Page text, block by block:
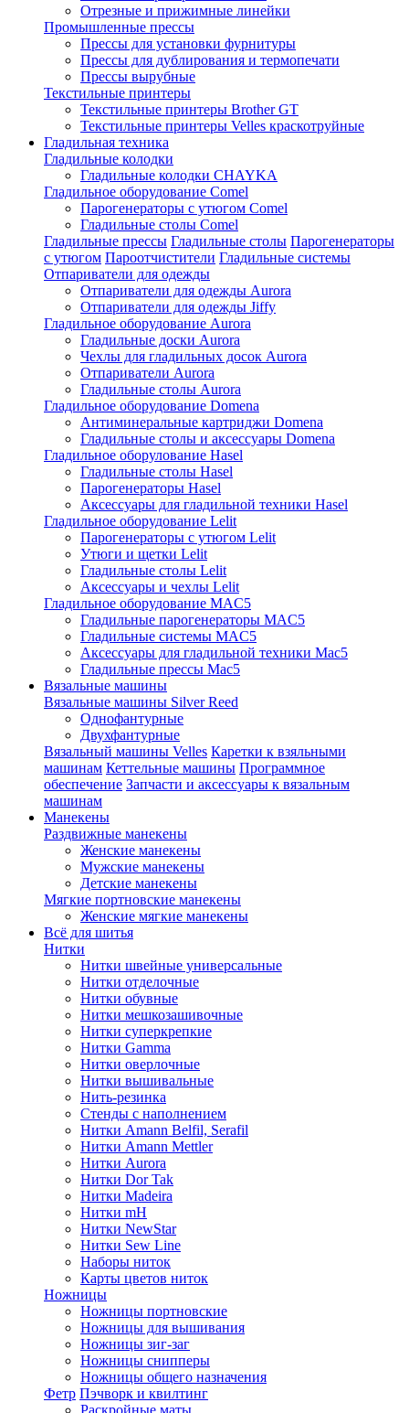
Отрезные и прижимные линейки
Промышленные прессы
Прессы для установки фурнитуры
Прессы для дублирования и термопечати
Прессы вырубные
Текстильные принтеры
Текстильные принтеры Brother GT
Текстильные принтеры Velles краскотруйные
Гладильная техника
Гладильные колодки
Гладильные колодки CHAYKA
Гладильное оборудование Comel
Парогенераторы с утюгом Comel
Гладильные столы Comel
Гладильные прессы Гладильные столы Парогенераторы
с утюгом Пароотчистители Гладильные системы
Отпариватели для одежды
Отпариватели для одежды Aurora
Отпариватели для одежды Jiffy
Гладильное оборудование Aurora
Гладильные доски Aurora
Чехлы для гладильных досок Aurora
Отпариватели Aurora
Гладильные столы Aurora
Гладильное оборудование Domena
Антиминеральные картриджи Domena
Гладильные столы и аксессуары Domena
Гладильное оборулование Hasel
Гладильные столы Hasel
Парогенераторы Hasel
Аксессуары для гладильной техники Hasel
Гладильное оборудование Lelit
Парогенераторы с утюгом Lelit
Утюги и щетки Lelit
Гладильные столы Lelit
Аксессуары и чехлы Lelit
Гладильное оборудование MAC5
Гладильные парогенераторы MAC5
Гладильные системы MAC5
Аксессуары для гладильной техники Mac5
Гладильные прессы Mac5
Вязальные машины
Вязальные машины Silver Reed
Однофантурные
Двухфантурные
Вязальный машины Velles Каретки к взяльными
машинам Кеттельные машины Программное
обеспечение Запчасти и аксессуары к вязальным
машинам
Манекены
Раздвижные манекены
Женские манекены
Мужские манекены
Детские манекены
Мягкие портновские манекены
Женские мягкие манекены
Всё для шитья
Нитки
Нитки швейные универсальные
Нитки отделочные
Нитки обувные
Нитки мешкозашивочные
Нитки суперкрепкие
Нитки Gamma
Нитки оверлочные
Нитки вышивальные
Нить-резинка
Стенды с наполнением
Нитки Amann Belfil, Serafil
Нитки Amann Mettler
Нитки Aurora
Нитки Dor Tak
Нитки Madeira
Нитки mH
Нитки NewStar
Нитки Sew Line
Наборы ниток
Карты цветов ниток
Ножницы
Ножницы портновские
Ножницы для вышивания
Ножницы зиг-заг
Ножницы снипперы
Ножницы общего назначения
Фетр Пэчворк и квилтинг
Раскройные маты